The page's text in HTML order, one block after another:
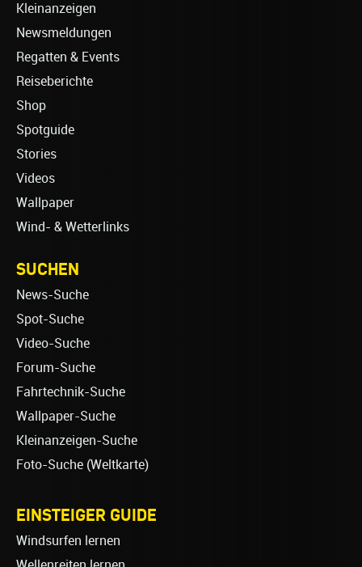
Kleinanzeigen
Newsmeldungen
Regatten & Events
Reiseberichte
Shop
Spotguide
Stories
Videos
Wallpaper
Wind- & Wetterlinks
SUCHEN
News-Suche
Spot-Suche
Video-Suche
Forum-Suche
Fahrtechnik-Suche
Wallpaper-Suche
Kleinanzeigen-Suche
Foto-Suche (Weltkarte)
EINSTEIGER GUIDE
Windsurfen lernen